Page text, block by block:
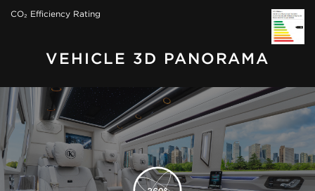
CO₂ Efficiency Rating
VEHICLE 3D PANORAMA